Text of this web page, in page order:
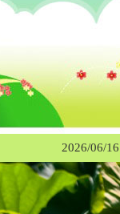
2026/06/16